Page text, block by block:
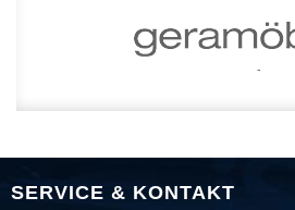
SERVICE & KONTAKT